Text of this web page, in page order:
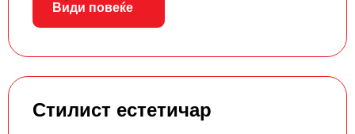
Види повеќе
Стилист естетичар